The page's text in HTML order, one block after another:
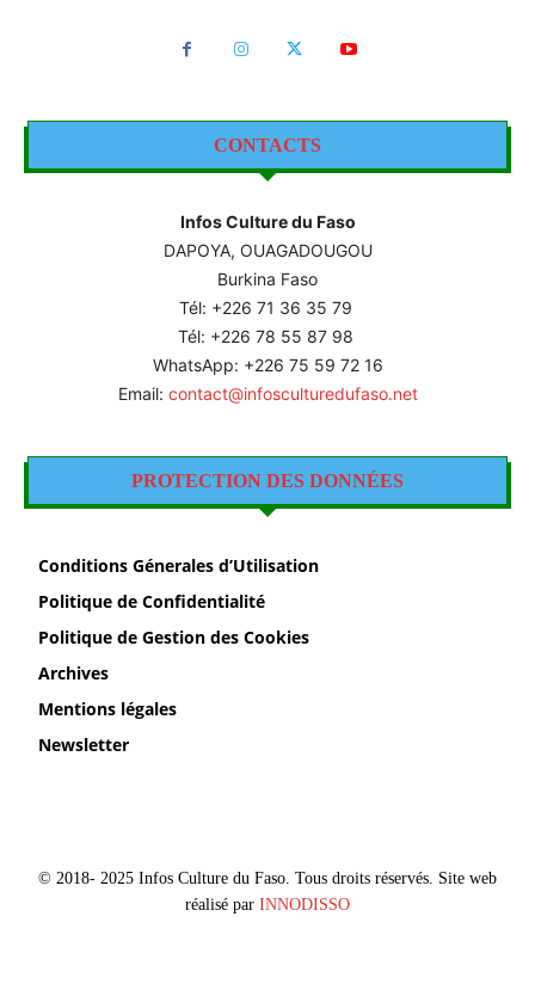
CONTACTS
Infos Culture du Faso
DAPOYA, OUAGADOUGOU
Burkina Faso
Tél: +226 71 36 35 79
Tél: +226 78 55 87 98
WhatsApp: +226 75 59 72 16
Email: contact@infosculturedufaso.net
PROTECTION DES DONNÉES
Conditions Génerales d’Utilisation
Politique de Confidentialité
Politique de Gestion des Cookies
Archives
Mentions légales
Newsletter
© 2018- 2025 Infos Culture du Faso. Tous droits réservés. Site web
réalisé par INNODISSO